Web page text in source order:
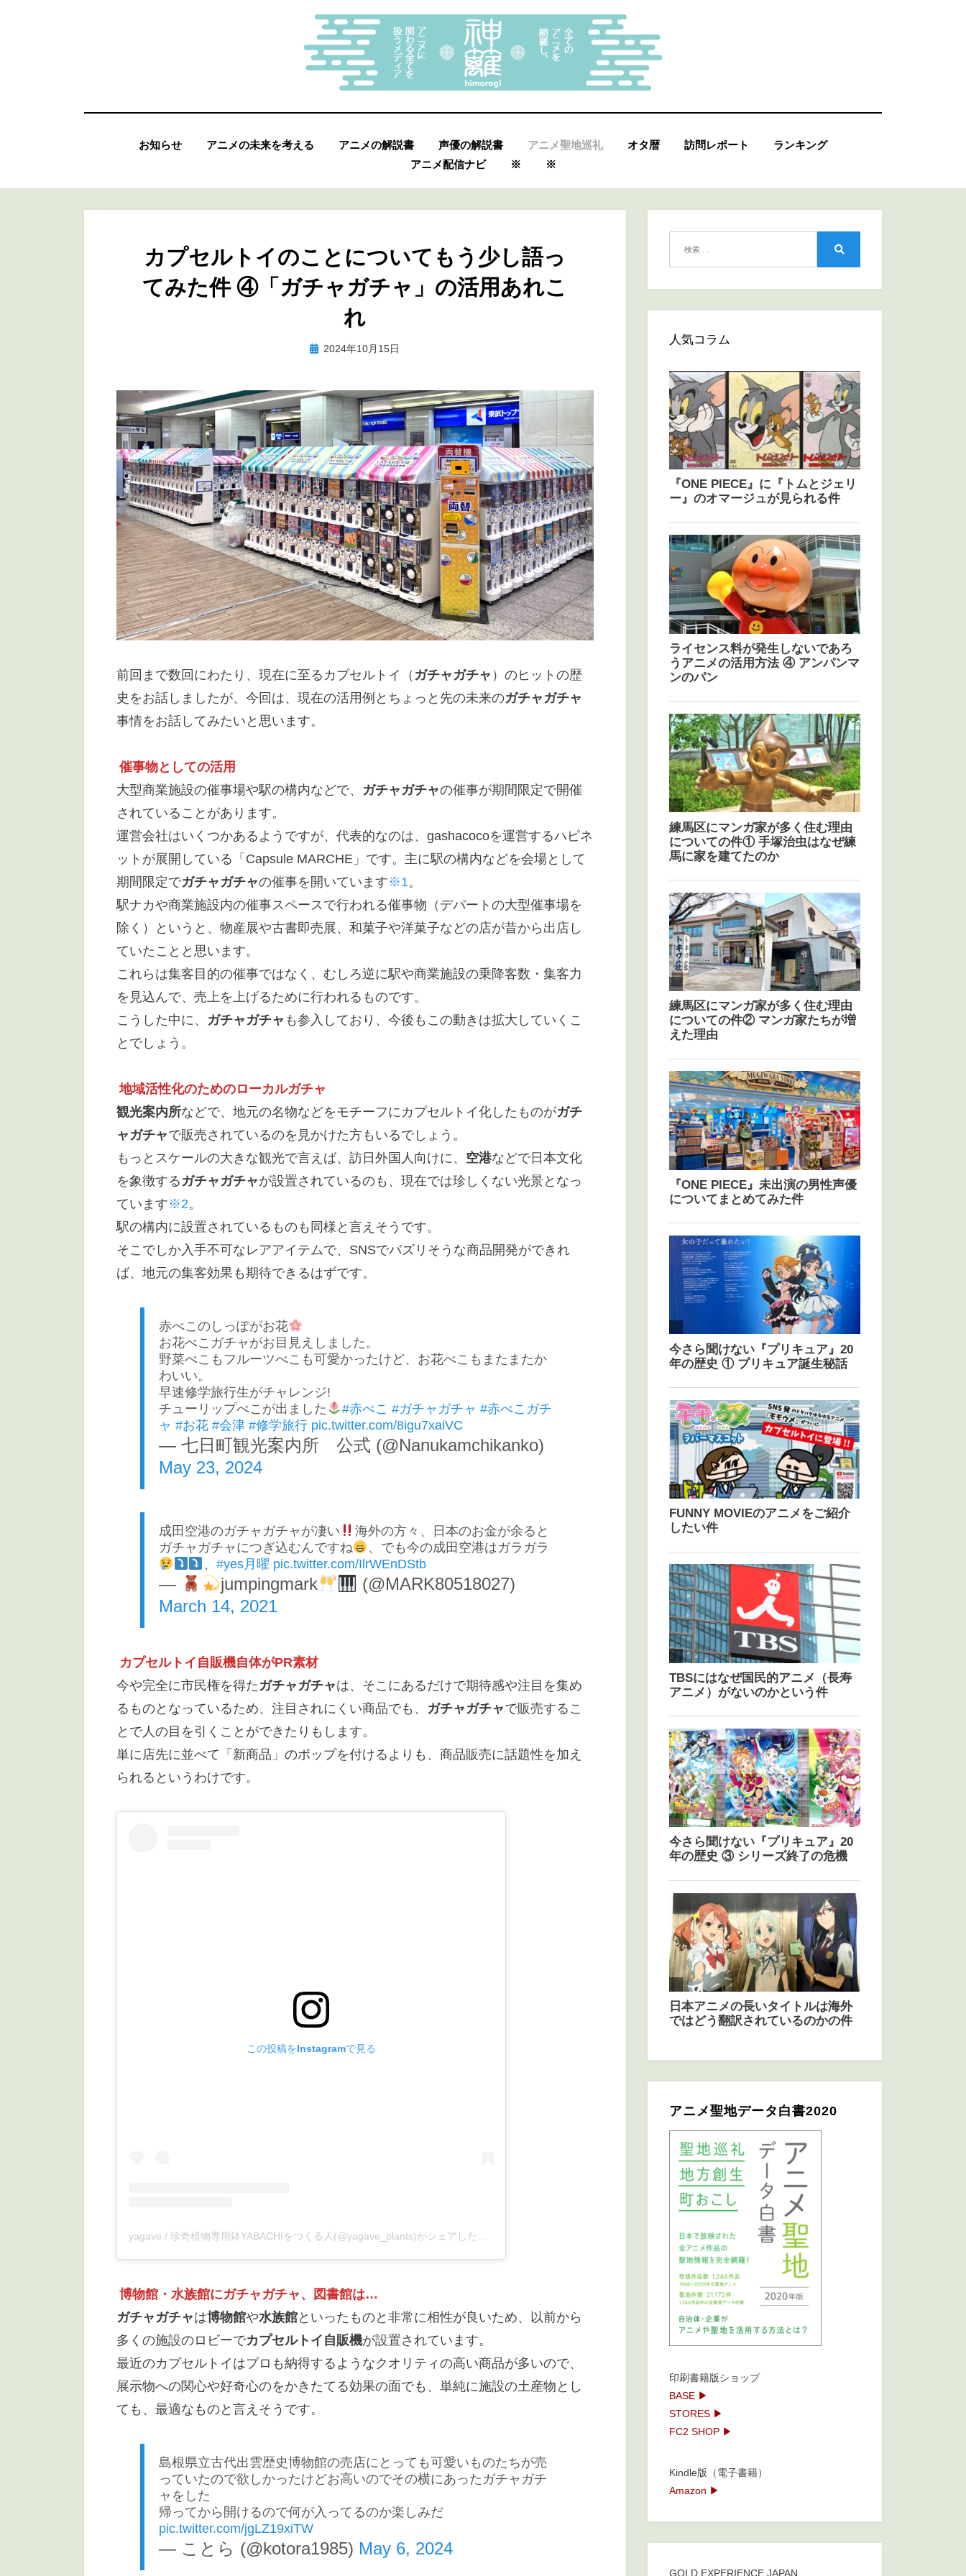
お知らせ アニメの未来を考える アニメの解説書 声優の解説書 アニメ聖地巡礼 オタ暦 訪問レポート
ランキング
アニメ配信ナビ
※ ※
カプセルトイのことについてもう少し語っ
てみた件 ④「ガチャガチャ」の活用あれこ
れ
投稿者marumegane
投 2024年10月15日
前回まで数回にわたり、現在に至るカプセルトイ（ ガチャガチャ ）のヒットの歴
史をお話しましたが、今回は、現在の活用例とちょっと先の未来のガチャガチャ
事情をお話してみたいと思います。
催事物としての活用
大型商業施設の催事場や駅の構内などで、 ガチャガチャの催事が期間限定で開催
されていることがあります。
運営会社はいくつかあるようですが、代表的なのは、gashacocoを運営するハピネ
ットが展開している「Capsule MARCHE」です。主に駅の構内などを会場として
期間限定でガチャガチャの催事を開いています※1。
駅ナカや商業施設内の催事スペースで行われる催事物（デパートの大型催事場を
除く）というと、物産展や古書即売展、和菓子や洋菓子などの店が昔から出店し
ていたことと思います。
これらは集客目的の催事ではなく、むしろ逆に駅や商業施設の乗降客数・集客力
を見込んで、売上を上げるために行われるものです。
こうした中に、 ガチャガチャ も参入しており、今後もこの動きは拡大していくこ
とでしょう。
地域活性化のためのローカルガチャ
観光案内所などで、地元の名物などをモチーフにカプセルトイ化したものがガチ
ャガチャで販売されているのを見かけた方もいるでしょう。
もっとスケールの大きな観光で言えば、訪日外国人向けに、 空港などで日本文化
を象徴する ガチャガチャが設置されているのも、現在では珍しくない光景となっ
ています※2。
駅の構内に設置されているものも同様と言えそうです。
そこでしか入手不可なレアアイテムで、SNSでバズリそうな商品開発ができれ
ば、地元の集客効果も期待できるはずです。
赤べこのしっぽがお花
お花べこガチャがお目見えしました。
野菜べこもフルーツべこも可愛かったけど、お花べこもまたまたか
わいい。
早速修学旅行生がチャレンジ!
チューリップべこが出ました
#赤べこ #ガチャガチャ #赤べこガチ
ャ #お花 #会津 #修学旅行 pic.twitter.com/8igu7xaiVC
— 七日町観光案内所 公式 (@Nanukamchikanko)
May 23, 2024
成田空港のガチャガチャが凄い
海外の方々、日本のお金が余ると
ガチャガチャにつぎ込むんですね
、でも今の成田空港はガラガラ
、 #yes月曜 pic.twitter.com/IlrWEnDStb
— jumpingmark
(@MARK80518027)
March 14, 2021
カプセルトイ自販機自体がPR素材
今や完全に市民権を得た ガチャガチャは、そこにあるだけで期待感や注目を集め
るものとなっているため、注目されにくい商品でも、 ガチャガチャで販売するこ
とで人の目を引くことができたりもします。
単に店先に並べて「新商品」のポップを付けるよりも、商品販売に話題性を加え
られるというわけです。
この投稿をInstagramで見る
博物館・水族館にガチャガチャ、図書館は…
ガチャガチャは博物館や水族館といったものと非常に相性が良いため、以前から
多くの施設のロビーでカプセルトイ自販機が設置されています。
最近のカプセルトイはプロも納得するようなクオリティの高い商品が多いので、
展示物への関心や好奇心のをかきたてる効果の面でも、単純に施設の土産物とし
ても、最適なものと言えそうです。
島根県立古代出雲歴史博物館の売店にとっても可愛いものたちが売
っていたので欲しかったけどお高いのでその横にあったガチャガチ
ャをした
帰ってから開けるので何が入ってるのか楽しみだ
pic.twitter.com/jgLZ19xiTW
— ことら (@kotora1985) May 6, 2024
人気コラム
アニメ聖地データ白書2020
印刷書籍版ショップ
BASE ▶
STORES ▶
FC2 SHOP ▶
Kindle版（電子書籍）
Amazon ▶
GOLD EXPERIENCE JAPAN